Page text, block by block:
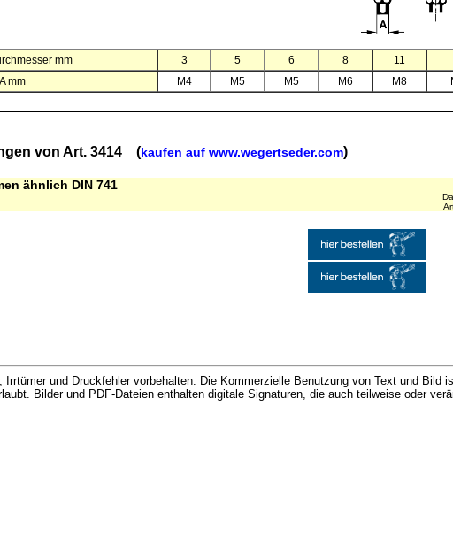
mm
3 5 6 8 11
A mm
M4 M5 M5 M6 M8
von Art. 3414 (kaufen auf www.wegertseder.com)
ähnlich DIN 741
Irrtümer und Druckfehler vorbehalten. Die Kommerzielle Benutzung von Text und Bild
Bilder und PDF-Dateien enthalten digitale Signaturen, die auch teilweise oder